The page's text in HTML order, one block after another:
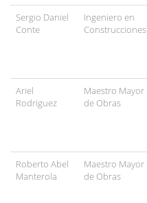
Sergio Daniel
Conte
Ingeniero en
Construcciones
Ariel
Rodriguez
Maestro Mayor
de Obras
Roberto Abel
Manterola
Maestro Mayor
de Obras